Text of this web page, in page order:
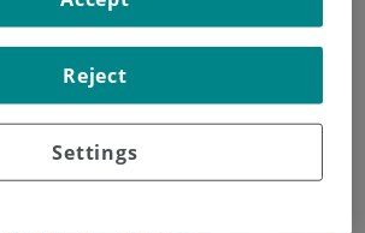
portal del
Settings
Reject